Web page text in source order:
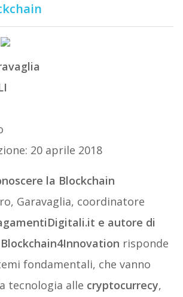
20 aprile 2018
la Blockchain
Garavaglia, coordinatore
e autore di
risponde
fondamentali, che vanno
tecnologia alle cryptocurrecy,